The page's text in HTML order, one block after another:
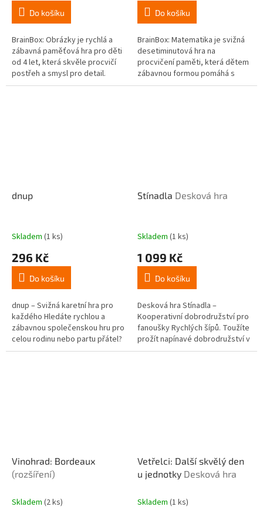
Do košíku
BrainBox: Obrázky je rychlá a
zábavná paměťová hra pro děti
od 4 let, která skvěle procvičí
postřeh a smysl pro detail.
Během pouhých 10 vteřin si
Do košíku
BrainBox: Matematika je svižná
desetiminutová hra na
procvičení paměti, která dětem
zábavnou formou pomáhá s
učením a utužováním základních
dnup
Skladem (1 ks)
296 Kč
Do košíku
dnup – Svižná karetní hra pro
každého Hledáte rychlou a
zábavnou společenskou hru pro
celou rodinu nebo partu přátel?
Karetní hra dnup je odpovědí na
Stínadla Desková hra
Skladem (1 ks)
1 099 Kč
Do košíku
Desková hra Stínadla –
Kooperativní dobrodružství pro
fanoušky Rychlých šípů. Toužíte
prožít napínavé dobrodružství v
křivolakých uličkách po boku
Vinohrad: Bordeaux
(rozšíření)
Skladem (2 ks)
Vetřelci: Další skvělý den
u jednotky Desková hra
Skladem (1 ks)